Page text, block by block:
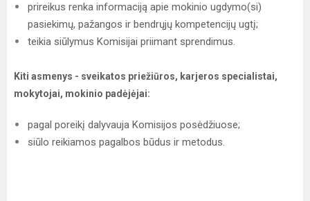
prireikus renka informaciją apie mokinio ugdymo(si)
pasiekimų, pažangos ir bendrųjų kompetencijų ugtį;
teikia siūlymus Komisijai priimant sprendimus.
Kiti asmenys - sveikatos priežiūros, karjeros specialistai,
mokytojai, mokinio padėjėjai:
pagal poreikį dalyvauja Komisijos posėdžiuose;
siūlo reikiamos pagalbos būdus ir metodus.